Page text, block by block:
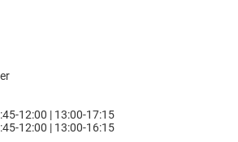
12:00 | 13:00-17:15
12:00 | 13:00-16:15